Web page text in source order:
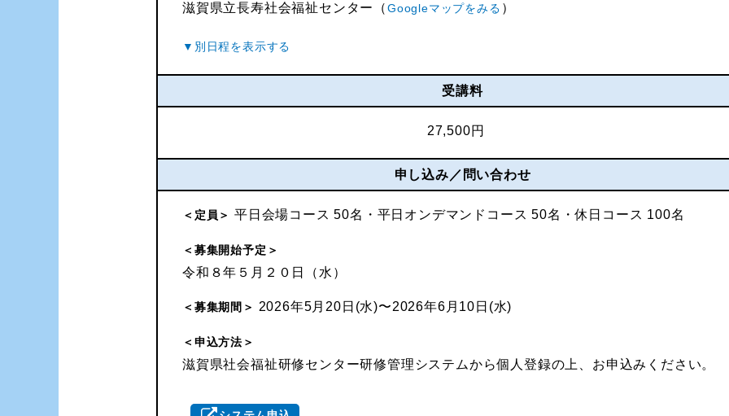
滋賀県立長寿社会福祉センター（Googleマップをみる ）
受講料
27,500円
申し込み／問い合わせ
＜定員＞ 平日会場コース 50名・平日オンデマンドコース 50名・休日コース 100名
＜募集開始予定＞
令和８年５月２０日（水）
＜募集期間＞ 2026年5月20日(水)〜2026年6月10日(水)
＜申込方法＞
滋賀県社会福祉研修センター研修管理システムから個人登録の上、お申込みください。